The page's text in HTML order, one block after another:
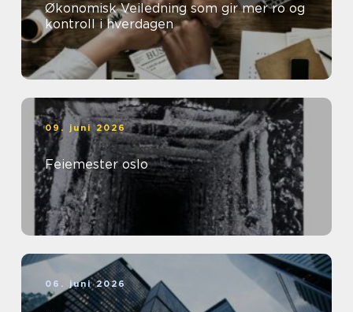
Økonomisk Veiledning som gir mer ro og
kontroll i hverdagen
09. juni 2026
Feiemester oslo
06. juni 2026